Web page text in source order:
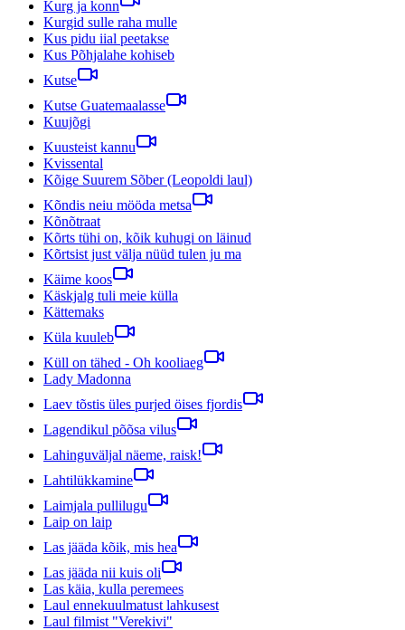
Kurg ja konn
Kurgid sulle raha mulle
Kus pidu iial peetakse
Kus Põhjalahe kohiseb
Kutse
Kutse Guatemaalasse
Kuujõgi
Kuusteist kannu
Kvissental
Kõige Suurem Sõber (Leopoldi laul)
Kõndis neiu mööda metsa
Kõnõtraat
Kõrts tühi on, kõik kuhugi on läinud
Kõrtsist just välja nüüd tulen ju ma
Käime koos
Käskjalg tuli meie külla
Kättemaks
Küla kuuleb
Küll on tähed - Oh kooliaeg
Lady Madonna
Laev tõstis üles purjed öises fjordis
Lagendikul põõsa vilus
Lahinguväljal näeme, raisk!
Lahtilükkamine
Laimjala pullilugu
Laip on laip
Las jääda kõik, mis hea
Las jääda nii kuis oli
Las käia, kulla peremees
Laul ennekuulmatust lahkusest
Laul filmist "Verekivi"